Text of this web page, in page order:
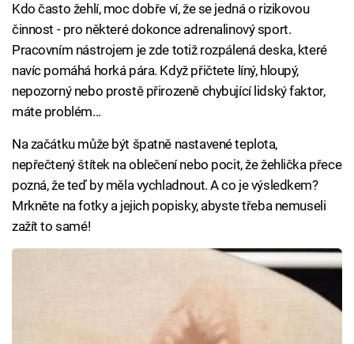
Kdo často žehlí, moc dobře ví, že se jedná o rizikovou
činnost - pro některé dokonce adrenalinový sport.
Pracovním nástrojem je zde totiž rozpálená deska, které
navíc pomáhá horká pára. Když přičtete líný, hloupý,
nepozorný nebo prostě přirozeně chybující lidský faktor,
máte problém...
Na začátku může být špatně nastavené teplota,
nepřečtený štítek na oblečení nebo pocit, že žehlička přece
pozná, že teď by měla vychladnout. A co je výsledkem?
Mrkněte na fotky a jejich popisky, abyste třeba nemuseli
zažít to samé!